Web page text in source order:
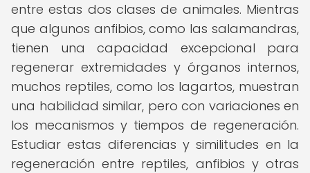
entre estas dos clases de animales. Mientras
que algunos anfibios, como las salamandras,
tienen una capacidad excepcional para
regenerar extremidades y órganos internos,
muchos reptiles, como los lagartos, muestran
una habilidad similar, pero con variaciones en
los mecanismos y tiempos de regeneración.
Estudiar estas diferencias y similitudes en la
regeneración entre reptiles, anfibios y otras